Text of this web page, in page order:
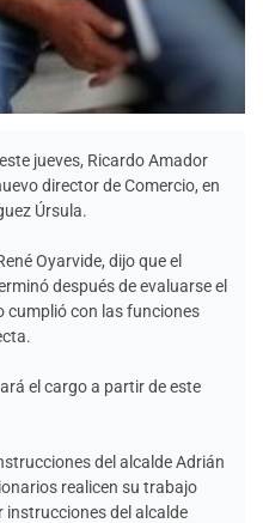
jueves, Ricardo Amador
director de Comercio, en
Úrsula.
Oyarvide, dijo que el
después de evaluarse el
cumplió con las funciones
el cargo a partir de este
del alcalde Adrián
realicen su trabajo
instrucciones del alcalde